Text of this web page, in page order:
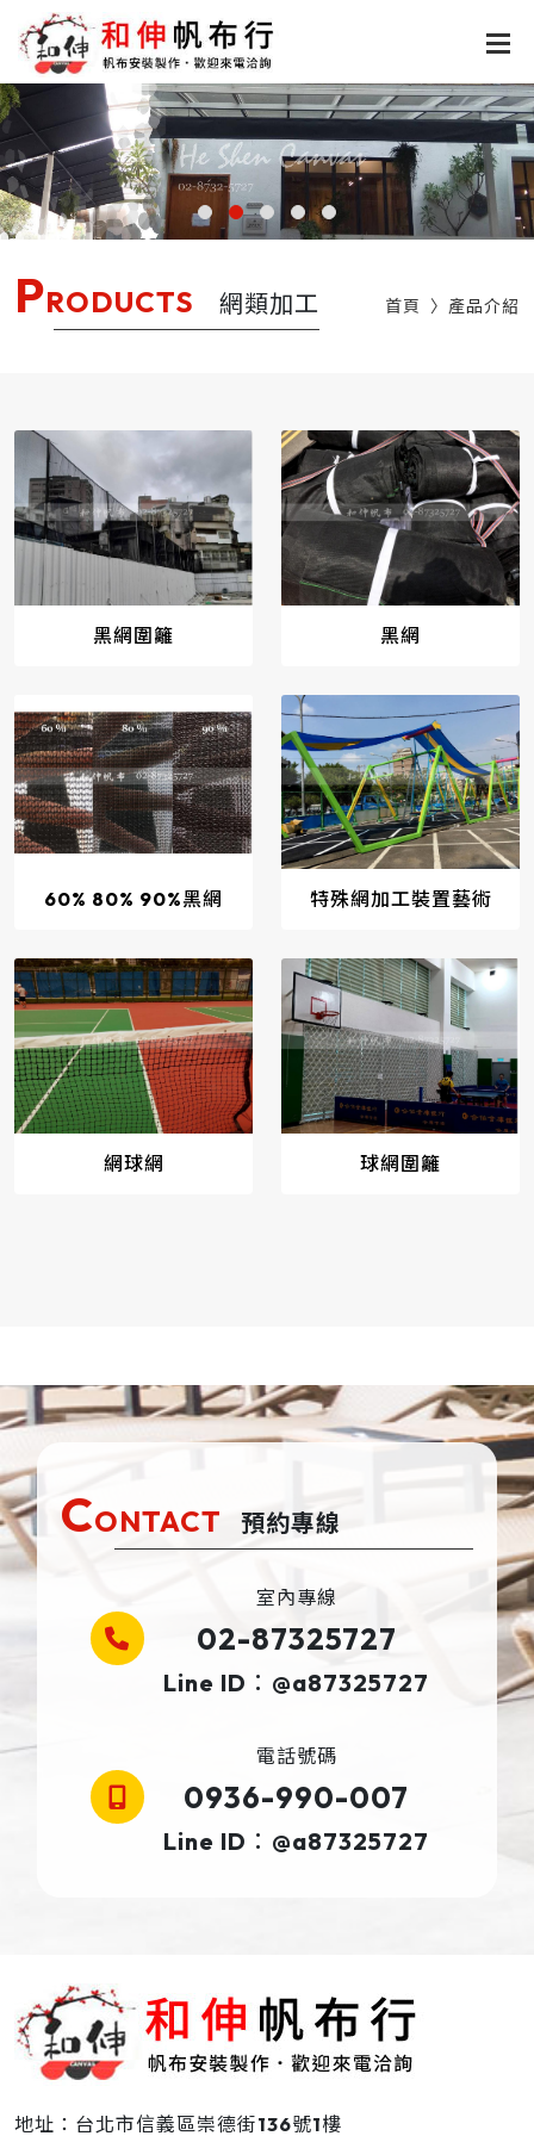
PRODUCTS 網類加工 首頁 產品介紹
黑網圍籬 黑網
60% 80% 90%黑網 特殊網加工裝置藝術
網球網 球網圍籬
CONTACT 預約專線
室內專線
02-87325727
Line ID：@a87325727
電話號碼
0936-990-007
Line ID：@a87325727
地址：台北市信義區崇德街136號1樓